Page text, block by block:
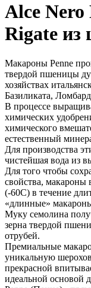
Alce
Rigate из
Макароны Penne
твердой пшеницы
хозяйствах
Базиликата,
В процессе
химических
химического
естественный
Для производства
чистейшая вода из
Для того чтобы
свойства,
(-60С) в течение
«длинные»
Муку семолина
зерна твердой
отрубей.
Премиальные
уникальную
прекрасной
идеальной основой